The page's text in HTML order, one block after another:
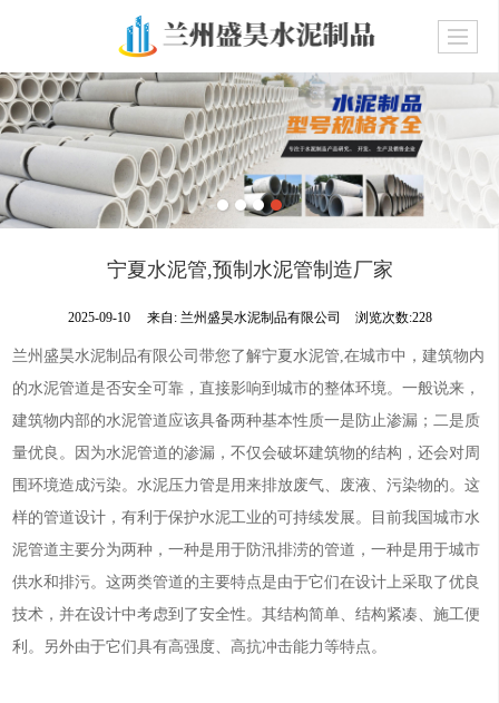
宁夏水泥管,预制水泥管制造厂家
2025-09-10 来自: 兰州盛昊水泥制品有限公司 浏览次数:228
兰州盛昊水泥制品有限公司带您了解宁夏水泥管,在城市中，建筑物内
的水泥管道是否安全可靠，直接影响到城市的整体环境。一般说来，
建筑物内部的水泥管道应该具备两种基本性质一是防止渗漏；二是质
量优良。因为水泥管道的渗漏，不仅会破坏建筑物的结构，还会对周
围环境造成污染。水泥压力管是用来排放废气、废液、污染物的。这
样的管道设计，有利于保护水泥工业的可持续发展。目前我国城市水
泥管道主要分为两种，一种是用于防汛排涝的管道，一种是用于城市
供水和排污。这两类管道的主要特点是由于它们在设计上采取了优良
技术，并在设计中考虑到了安全性。其结构简单、结构紧凑、施工便
利。另外由于它们具有高强度、高抗冲击能力等特点。